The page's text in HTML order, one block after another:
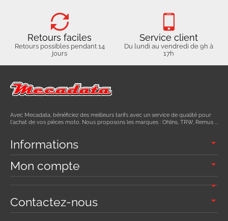
Retours faciles
Retours possibles pendant 14
jours
Service client
Du lundi au vendredi de 9h à
17h
Avec Mecadata, bénéficiez des meilleurs tarifs avec un service de qualité pour
l'achat de vos pièces moto. Nous proposons les marques : Ohlins, TRW, Remus ...
Informations
Mon compte
Contactez-nous